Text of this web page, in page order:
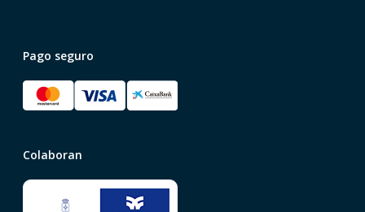
Pago seguro
Colaboran